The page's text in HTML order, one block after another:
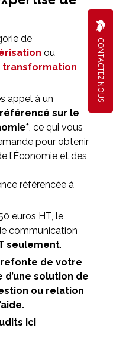
de
ou
transformation
appel à un
référencé sur le
, ce qui vous
pour obtenir
l’Économie et des
référencée à
euros HT, le
communication
seulement.
refonte de votre
solution de
ou relation
ici
CONTACTEZ NOUS